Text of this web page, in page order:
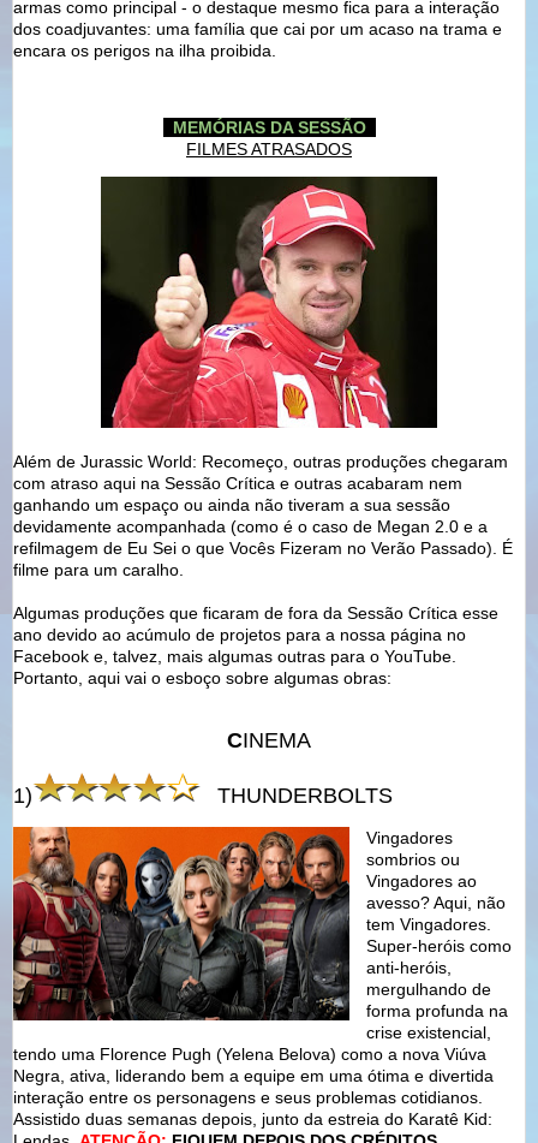
armas como principal - o destaque mesmo fica para a interação
dos coadjuvantes: uma família que cai por um acaso na trama e
encara os perigos na ilha proibida.
MEMÓRIAS DA SESSÃO
FILMES ATRASADOS
Além de Jurassic World: Recomeço, outras produções chegaram
com atraso aqui na Sessão Crítica e outras acabaram nem
ganhando um espaço ou ainda não tiveram a sua sessão
devidamente acompanhada (como é o caso de Megan 2.0 e a
refilmagem de Eu Sei o que Vocês Fizeram no Verão Passado). É
filme para um caralho.
Algumas produções que ficaram de fora da Sessão Crítica esse
ano devido ao acúmulo de projetos para a nossa página no
Facebook e, talvez, mais algumas outras para o YouTube.
Portanto, aqui vai o esboço sobre algumas obras:
CINEMA
1) THUNDERBOLTS
Vingadores
sombrios ou
Vingadores ao
avesso? Aqui, não
tem Vingadores.
Super-heróis como
anti-heróis,
mergulhando de
forma profunda na
crise existencial,
tendo uma Florence Pugh (Yelena Belova) como a nova Viúva
Negra, ativa, liderando bem a equipe em uma ótima e divertida
interação entre os personagens e seus problemas cotidianos.
Assistido duas semanas depois, junto da estreia do Karatê Kid: